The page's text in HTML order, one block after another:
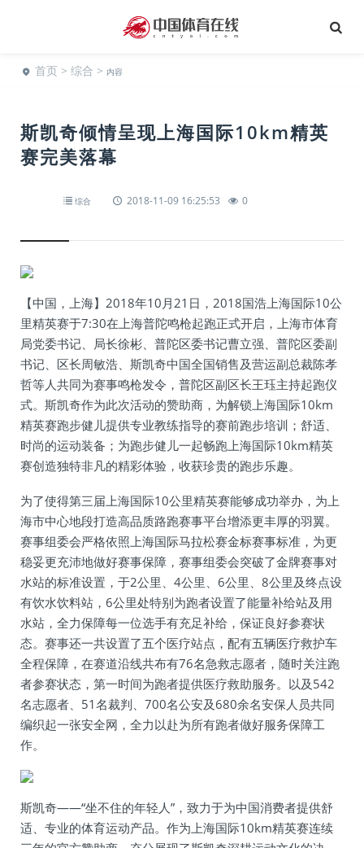
首页 > 综合 > 内容
斯凯奇倾情呈现上海国际10km精英
赛完美落幕
综合 2018-11-09 16:25:53 0
【中国，上海】2018年10月21日，2018国浩上海国际10公
里精英赛于7:30在上海普陀鸣枪起跑正式开启，上海市体育
局党委书记、局长徐彬、普陀区委书记曹立强、普陀区委副
书记、区长周敏浩、斯凯奇中国全国销售及营运副总裁陈孝
哲等人共同为赛事鸣枪发令，普陀区副区长王珏主持起跑仪
式。斯凯奇作为此次活动的赞助商，为解锁上海国际10km
精英赛跑步健儿提供专业教练指导的赛前跑步培训；舒适、
时尚的运动装备；为跑步健儿一起畅跑上海国际10km精英
赛创造独特非凡的精彩体验，收获珍贵的跑步乐趣。
为了使得第三届上海国际10公里精英赛能够成功举办，为上
海市中心地段打造高品质路跑赛事平台增添更丰厚的羽翼。
赛事组委会严格依照上海国际马拉松赛金标赛事标准，为更
稳妥更充沛地做好赛事保障，赛事组委会突破了金牌赛事对
水站的标准设置，于2公里、4公里、6公里、8公里及终点设
有饮水饮料站，6公里处特别为跑者设置了能量补给站及用
水站，全力保障每一位选手有充足补给，保证良好参赛状
态。赛事还一共设置了五个医疗站点，配有五辆医疗救护车
全程保障，在赛道沿线共布有76名急救志愿者，随时关注跑
者参赛状态，第一时间为跑者提供医疗救助服务。以及542
名志愿者、51名裁判、700名公安及680余名安保人员共同
编织起一张安全网，全力以赴为所有跑者做好服务保障工
作。
斯凯奇——“坐不住的年轻人”，致力于为中国消费者提供舒
适、专业的体育运动产品。作为上海国际10km精英赛连续